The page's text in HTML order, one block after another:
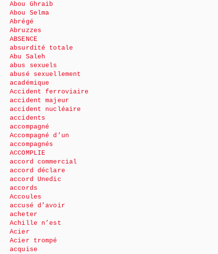
Abou Ghraib
Abou Selma
Abrégé
Abruzzes
ABSENCE
absurdité totale
Abu Saleh
abus sexuels
abusé sexuellement
académique
Accident ferroviaire
accident majeur
accident nucléaire
accidents
accompagné
Accompagné d’un
accompagnés
ACCOMPLIE
accord commercial
accord déclare
accord Unedic
accords
Accoules
accusé d’avoir
acheter
Achille n’est
Acier
Acier trompé
acquise